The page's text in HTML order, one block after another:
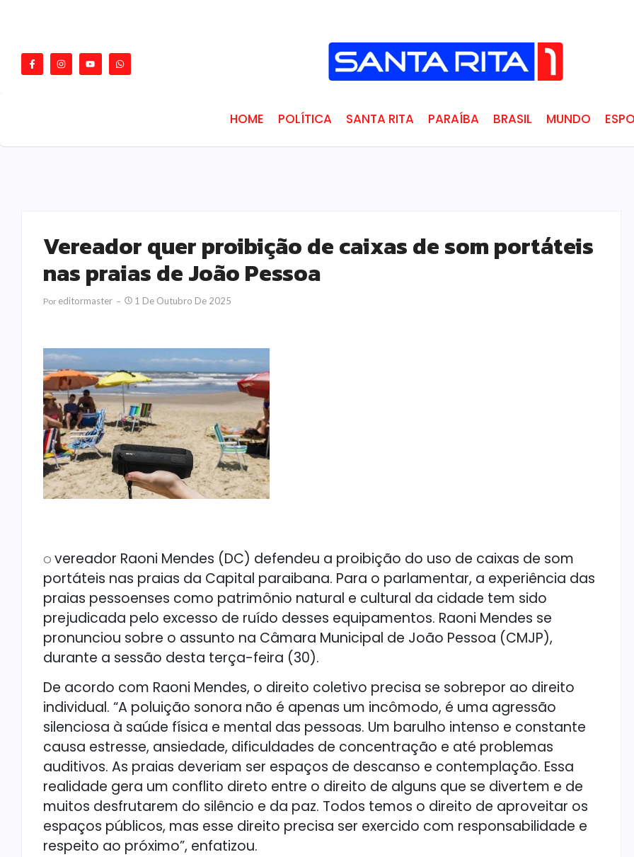
HOME POLÍTICA SANTA RITA PARAÍBA BRASIL MUNDO
Vereador quer proibição de caixas de som portáteis
nas praias de João Pessoa
Por Editormaster 1 De Outubro De 2025
O vereador Raoni Mendes (DC) defendeu a proibição do uso de caixas de som
portáteis nas praias da Capital paraibana. Para o parlamentar, a experiência das
praias pessoenses como patrimônio natural e cultural da cidade tem sido
prejudicada pelo excesso de ruído desses equipamentos. Raoni Mendes se
pronunciou sobre o assunto na Câmara Municipal de João Pessoa (CMJP),
durante a sessão desta terça-feira (30).
De acordo com Raoni Mendes, o direito coletivo precisa se sobrepor ao direito
individual. “A poluição sonora não é apenas um incômodo, é uma agressão
silenciosa à saúde física e mental das pessoas. Um barulho intenso e constante
causa estresse, ansiedade, dificuldades de concentração e até problemas
auditivos. As praias deveriam ser espaços de descanso e contemplação. Essa
realidade gera um conflito direto entre o direito de alguns que se divertem e de
muitos desfrutarem do silêncio e da paz. Todos temos o direito de aproveitar os
espaços públicos, mas esse direito precisa ser exercido com responsabilidade e
respeito ao próximo”, enfatizou.